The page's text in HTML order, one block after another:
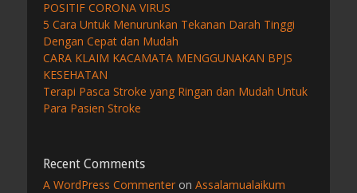
POSITIF CORONA VIRUS
5 Cara Untuk Menurunkan Tekanan Darah Tinggi
Dengan Cepat dan Mudah
CARA KLAIM KACAMATA MENGGUNAKAN BPJS
KESEHATAN
Terapi Pasca Stroke yang Ringan dan Mudah Untuk
Para Pasien Stroke
Recent Comments
A WordPress Commenter on Assalamualaikum